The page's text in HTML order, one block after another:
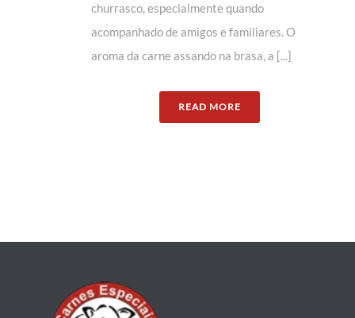
churrasco, especialmente quando
acompanhado de amigos e familiares. O
aroma da carne assando na brasa, a [...]
READ MORE